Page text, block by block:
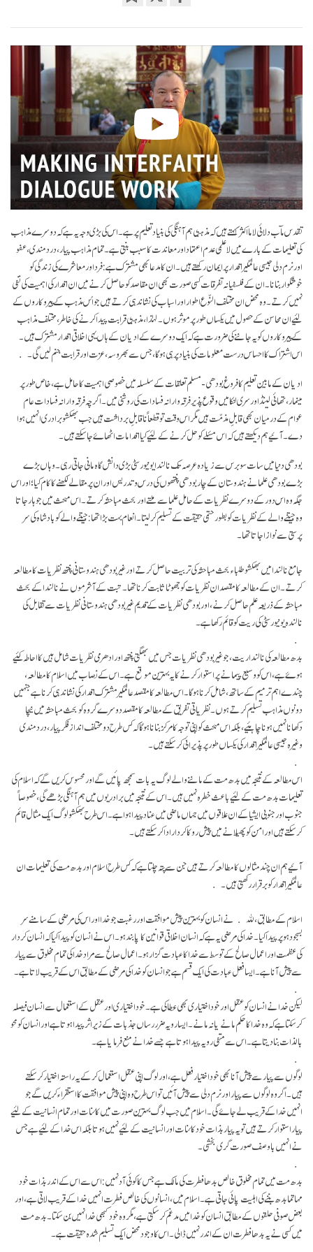
on
facebook
تقدس مآب دلائی لاما اکثر کہتے ہیں کہ مذہبی ہم آہنگی کی بنیاد تعلیم پر ہے۔ اس کی بڑی وجہ یہ ہے کہ دوسرے مذاہب
کی تعلیمات کے بارے میں لا علمی عدم اعتماد اور معاندت کا سبب بنتی ہے۔ تمام مذاہب پیار، درد مندی، عفو
اور نرم دلی جیسی عالمگیر اقدار پر ایمان رکھتے ہیں۔ ان کا مدعا بھی مشترک ہے: فرد اور معاشرے کی زندگی کو
خوشگوار بنانا۔ ان کے فلسفیانہ تفرقات کسی صورت بھی ان مقاصد کو حاصل کرنے میں ان اقدار کی اہمیت کی نفی
نہیں کرتے۔ وہ محض ان مختلف النّوع اطوار اور اسباب کی نشاندہی کرتے ہیں جو اُس مذہب کے پیروکاروں کے
لئیے ان محاسن کے حصول میں یکساں طور پر موثر ہوں۔ لہٰذا، مذہبی قرابت پیدا کرنے کی خاطر، مختلف مذاہب
کے پیروکاروں کو یہ جاننے کی ضرورت ہے کہ ایک دوسرے کے ادیان کے ہاں یہی اخلاقی اقدار مشترک ہیں۔
اس اشتراک کا احساس درست معلومات کی بنیاد پر ہی ہو گا، جس سے بھروسہ، عزت اور قرابت جنم لیں گی۔
ادیان کے مابین تعلیم کا فروغ بودھی- مسلم تعلقات کے سلسلہ میں خصوصی اہمیت کا حامل ہے، خاص طور پر
مینمار، تھائی لینڈ اور سری لنکا میں وقوع پذیر فرقہ وارانہ فسادات کی روشنی میں۔ اگرچہ فرقہ وارانہ فسادات عام
عوام کے درمیان بھی قابلِ مذمّت ہیں مگر اس وقت تو قطعاً نا قابلِ برداشت ہیں جب بھکشو برادری انہیں ہوا
دے۔ آئیے ہم دیکھتے ہیں کہ اس مسٔلے کو حل کرنے کے لئیے کیا اقدامات اٹھاۓ جا سکتے ہیں۔
بودھی دنیا میں سات سو برس سے زیادہ عرصہ تک نالندا یونیورسٹی بڑی دانش گاہ مانی جاتی رہی۔ وہاں بڑے
بڑے بودھی علما نے ہندوستان کے چار بودھی پنتھوں کی درس و تدریس اور ان پر مقالے لکھنے کا کام کیا؛ اور اس
جگہ وہ اس دور کے دوسرے نظریات کے حامل علما سے ملتے اور بحث مباحثہ کرتے۔ اس مبحث میں جو ہار جاتا
وہ جیتنے والے کے نظریات کو بطور حتمی حقیقت کے تسلیم کر لیتا۔ انعام بہت بڑا تھا: جیتنے والے کو بادشاہ کی سر
پرستی سے نوازا جاتا تھا۔
جامع نالندا میں بھکشو طلباء بحث مباحثہ کی تربیت حاصل کرتے اور غیر بودھی ہندوستانی پنتھ نظریات کا مطالعہ
کرتے۔ ان کے مطالعہ کا مقصد ان نظریات کو جھوٹا ثابت کرنا تھا۔ تبت کے آشرموں نے نالندا کے بحث
مباحثہ کے ذریعہ علم حاصل کرنے، اور بودھی نظریات کے قدیم غیر بودھی ہندوستانی نظریات سے تقابل کی
نالندہ یونیورسٹی کی ریت کو قائم رکھا ہے۔
بدھ مطالعہ کی نالندا ریت، جو غیر بودھی نظریات جس میں بھگتی پنتھ اور ادھرمی نظریات شامل ہیں کا احاطہ کئیے
ہوۓ ہے، اس کو وسیع پیمانے پر استوار کرنے کا یہ بہترین موقع ہے۔ اس کے نصاب میں اسلام کا مطالعہ،
چندے اہم ترمیم کے ساتھ، شامل کرنا ہو گا۔ اس مطالعہ کا مقصد عالمگیر مشترک اقدار کی نشاندہی کرنا ہے جنہیں
دونوں مذاہب تسلیم کرتے ہوں۔ نظریاتی تفریق کے مطالعہ کا مقصد دوسرے گروہ کو بحث مباحثہ میں نیچا
دکھانا نہیں ہونا چاہئیے، بلکہ اس مبحث کو اپنی توجہ کا مرکز بنانا ہو گا کہ کس طرح دو مختلف انداز فکر پیار، درد مندی
وغیرہ جیسی عالمگیر اقدار کی یکساں طور پر پذیرائی کر سکتے ہیں۔
اس مطالعہ کے نتیجہ میں بدھ مت کے ماننے والے لوگ یہ بات سمجھ پائیں گے اور محسوس کریں گے کہ اسلام کی
تعلیمات بدھ مت کے لئیے باعث خطرہ نہیں ہیں۔ اس کے نتیجہ میں برادریوں میں ہم آہنگی بڑھے گی، خصوصاً
جنوب اور جنوبی ایشیا کے ان علاقوں میں جہاں ماضی میں عناد پیدا ہوا ہے۔ اس طرح بھکشو لوگ ایک مثال قائم
کر سکتے ہیں اور امن کو پھیلانے میں پیش رو کا کردار ادا کر سکتے ہیں۔
آئیے ہم ان چند مثالوں کا مطالعہ کرتے ہیں جن سے پتہ چلتا ہے کہ کس طرح اسلام اور بدھ مت کی تعلیمات ان
عالمگیر اقدار کو بر قرار رکھتی ہیں۔
اسلام کے مطابق، ﷲ ﷻ نے انسان کو بہترین پیش موافقت اور رغبت جو خدا اور اس کی مرضی کے سامنے سر
بسجود ہو پر پیدا کیا۔ خدا کی مرضی یہ ہے کہ انسان اخلاقی قوانین کا پابند ہو۔ اس نے انسان کو پیدا کیا کہ انسان کردار
کی عظمت اور اعمال صالح کے توسط سے خدا کا عبادت گزار ہو۔ اعمال صالح سے مراد خدا کی تمام مخلوق سے پیار
سے پیش آنا ہے۔ ایسا فعل عبادت کی ایک قسم ہےجو انسان کو خدا کی مرضی کے مطابق اس کے قریب لاتا ہے۔
لیکن خدا نے انسان کو عقل اور خود اختیاری بھی عطا کی ہے۔ خود اختیاری اور عقل کے استعمال سے انسان فیصلہ
کر سکتا ہے کہ وہ خدا کا حکم مانے یا نہ مانے۔ ایسا رویہ ضرر رساں جذبات کے زیر اثر پیدا ہوتا ہے اور انسان کو محو
بالذات بنا دیتا ہے۔ اس سے منفی رویہ پیدا ہوتا ہے جسے خدا نے منع فرمایا ہے۔
لوگوں سے پیار سے پیش آنا بھی خود اختیار فعل ہے، اور لوگ اپنی عقل استعمال کر کے یہ راستہ اختیار کر سکتے
ہیں۔ اگر وہ لوگوں سے پیار اور نرم دلی سے پیش آئیں تو اس طرح وہ اپنی پیش موافقت کا استقراء کریں گے جو
انہیں خدا کے قریب لے جاۓ گی۔ اسلام میں جب لوگ بہترین صورت میں کائنات اور تمام انسانیت کے لئیے
پیار استوار کرتے ہیں تو یہ پیار بذات خود کائنات اور انسانیت کے لئیے نہیں ہوتا بلکہ اس خدا کے لئیے ہے جس
نے انہیں با وصف صورت گری بخشی۔
بدھ مت میں تمام مخلوق خالص بدھا فطرت کی مالک ہے جس کا کوئی آد نہیں: اس سے اس کے اندر بذات خود
مہاتما بدھ بننے کی اہلیت پائی جاتی ہے۔ اسلام میں، انسانوں کی خالص فطرت انہیں خدا کے قریب لاتی ہے، اور
بعض صوفی حلقوں کے مطابق انسان کو خدا میں مدغم کر سکتی ہے، مگر وہ خود کبھی خدا نہیں بن سکتا۔ بدھ مت
میں کسی نے یہ بدھا فطرت ان کے اندر نہیں ڈالی۔ اس کا وجود محض ایک تسلیم شدہ حقیقت ہے۔